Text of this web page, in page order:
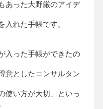
ー個人情報保護法 利用規約
あった大野厳のアイデ
入れた手帳です。
入った手帳ができたの
意としたコンサルタン
使い方が大切」といっ